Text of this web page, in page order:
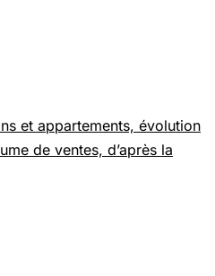
et appartements, évolution
de ventes, d’après la